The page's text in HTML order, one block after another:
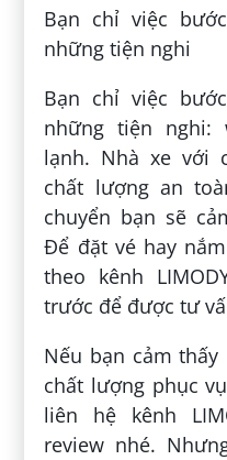
Bạn chỉ việc
những tiện nghi
Bạn chỉ việc
những tiện nghi:
lạnh. Nhà xe với
chất lượng an
chuyển bạn sẽ
Để đặt vé hay
theo kênh
trước để được tư
Nếu bạn cảm
chất lượng phục
liên hệ kênh
review nhé.